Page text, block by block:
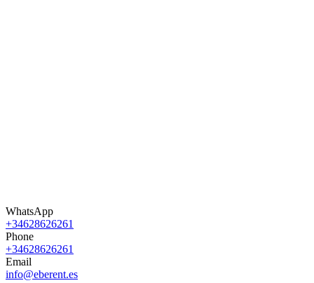
WhatsApp
+34628626261
Phone
+34628626261
Email
info@eberent.es